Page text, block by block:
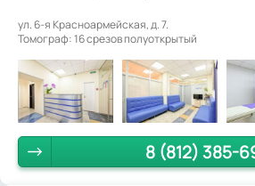
ул. 6-я Красноармейская, д. 7.
Томограф: 16 срезов полуоткрытый
8 (812) 385-